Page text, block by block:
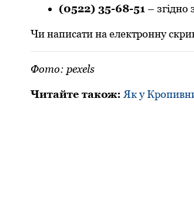
(0522) 35-68-51– згідно
Чи написати на електpонну
Фото: pexels
Читайте також: Як у